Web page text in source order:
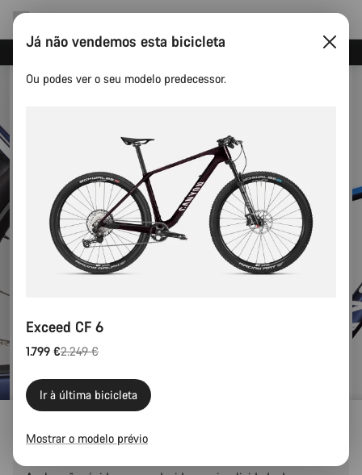
Exceed CF 6
Já não vendemos esta bicicleta
Ou podes ver o seu modelo predecessor.
Exceed CF 6
1.799 €
Preço
2.249 €
Ir à última bicicleta
Mostrar o modelo prévio